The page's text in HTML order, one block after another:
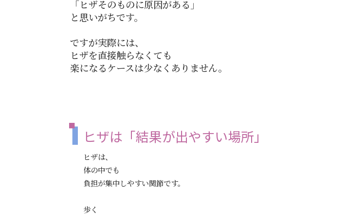
「ヒザそのものに原因がある」
と思いがちです。
ですが実際には、
ヒザを直接触らなくても
楽になるケースは少なくありません。
ヒザは「結果が出やすい場所」
ヒザは、
体の中でも
負担が集中しやすい関節です。
歩く